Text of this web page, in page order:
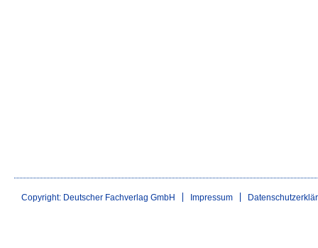
Copyright: Deutscher Fachverlag GmbH Impressum